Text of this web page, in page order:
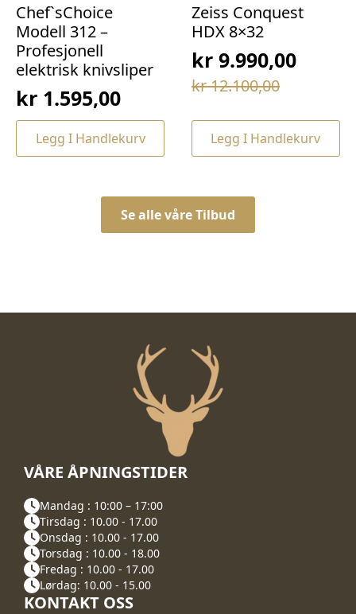
Chef`sChoice
Modell 312 –
Profesjonell
elektrisk knivsliper
kr 1.595,00
Legg I Handlekurv
Zeiss Conquest
HDX 8×32
kr12.100,00
Opprinnelig
var:
kr 12.100,00.
kr9.990,00
Nåværende
er:
kr 9.990,00.
Legg I Handlekurv
Se alle våre Tilbud
VÅRE ÅPNINGSTIDER
Mandag : 10:00 – 17:00
Tirsdag : 10.00 - 17.00
Onsdag : 10.00 - 17.00
Torsdag : 10.00 - 18.00
Fredag : 10.00 - 17.00
Lørdag: 10.00 - 15.00
KONTAKT OSS